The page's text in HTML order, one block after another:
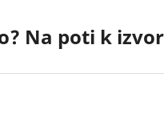
Na poti k